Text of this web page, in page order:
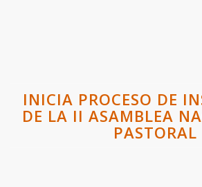
INICIA PROCESO DE
DE LA II ASAMBLEA
PASTORAL